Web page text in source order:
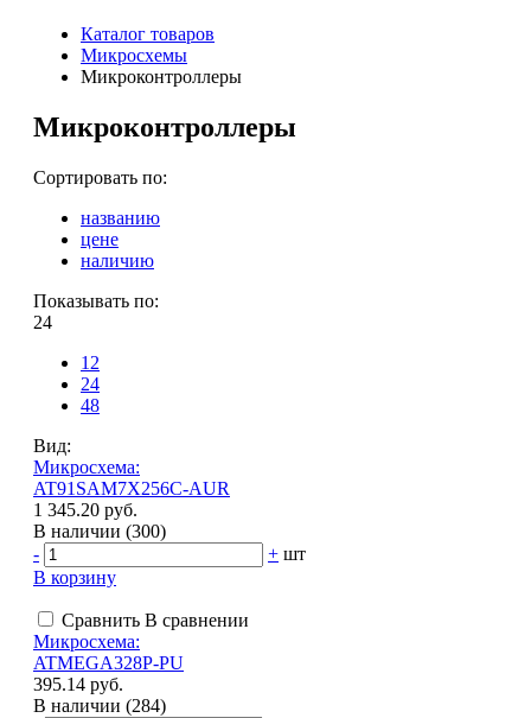
Каталог товаров
Микросхемы
Микроконтроллеры
Микроконтроллеры
Сортировать по:
названию
цене
наличию
Показывать по:
24
12
24
48
Вид:
Микросхема:
AT91SAM7X256C-AUR
1 345.20 руб.
В наличии (300)
-
+ шт
В корзину
Сравнить В сравнении
Микросхема:
ATMEGA328P-PU
395.14 руб.
В наличии (284)